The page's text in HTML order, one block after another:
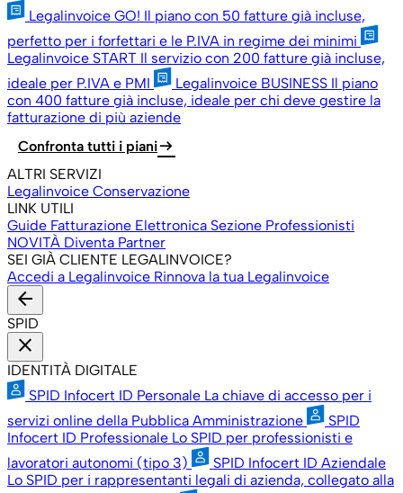
Legalinvoice GO! Il piano con 50 fatture già incluse,
perfetto per i forfettari e le P.IVA in regime dei minimi
Legalinvoice START Il servizio con 200 fatture già incluse,
ideale per P.IVA e PMI
Legalinvoice BUSINESS Il piano
con 400 fatture già incluse, ideale per chi deve gestire la
fatturazione di più aziende
Confronta tutti i pianiarrow_right_alt
ALTRI SERVIZI
Legalinvoice Conservazione
LINK UTILI
Guide Fatturazione Elettronica Sezione Professionisti
NOVITÀ Diventa Partner
SEI GIÀ CLIENTE LEGALINVOICE?
Accedi a Legalinvoice Rinnova la tua Legalinvoice
arrow_back
SPID
close
IDENTITÀ DIGITALE
SPID Infocert ID Personale La chiave di accesso per i
servizi online della Pubblica Amministrazione
SPID
Infocert ID Professionale Lo SPID per professionisti e
lavoratori autonomi (tipo 3)
SPID Infocert ID Aziendale
Lo SPID per i rappresentanti legali di azienda, collegato alla